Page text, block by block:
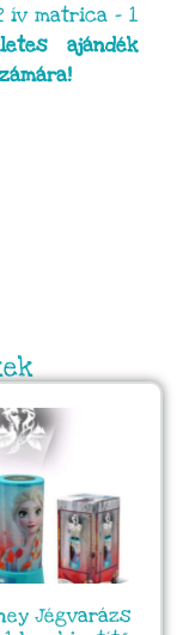
ív matrica – 1
ajándék
Jégvarázs